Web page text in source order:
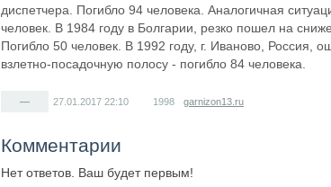
диспетчера. Погибло 94 человека. Аналогичная
человек. В 1984 году в Болгарии, резко пошел на
Погибло 50 человек. В 1992 году, г. Иваново,
взлетно-посадочную полосу - погибло 84 человека.
— 27.01.2017 22:10 1998 garnizon13.ru
Комментарии
Нет ответов. Ваш будет первым!